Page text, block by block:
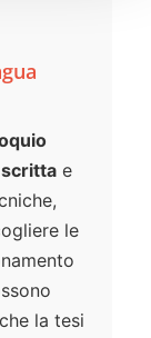
e
le
la tesi